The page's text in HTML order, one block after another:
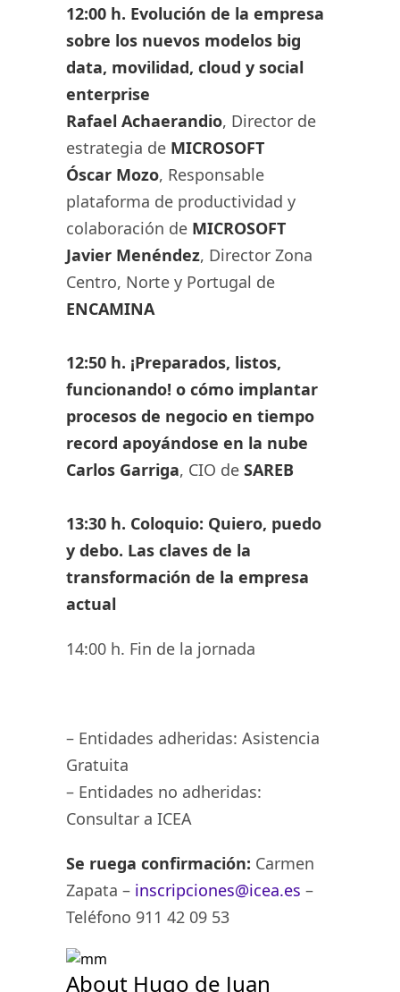
12:00 h. Evolución de la empresa
sobre los nuevos modelos big
data, movilidad, cloud y social
enterprise
Rafael Achaerandio, Director de
estrategia de MICROSOFT
Óscar Mozo, Responsable
plataforma de productividad y
colaboración de MICROSOFT
Javier Menéndez, Director Zona
Centro, Norte y Portugal de
ENCAMINA
12:50 h. ¡Preparados, listos,
funcionando! o cómo implantar
procesos de negocio en tiempo
record apoyándose en la nube
Carlos Garriga, CIO de SAREB
13:30 h. Coloquio: Quiero, puedo
y debo. Las claves de la
transformación de la empresa
actual
14:00 h. Fin de la jornada
– Entidades adheridas: Asistencia
Gratuita
– Entidades no adheridas:
Consultar a ICEA
Se ruega confirmación: Carmen
Zapata – inscripciones@icea.es –
Teléfono 911 42 09 53
About Hugo de Juan